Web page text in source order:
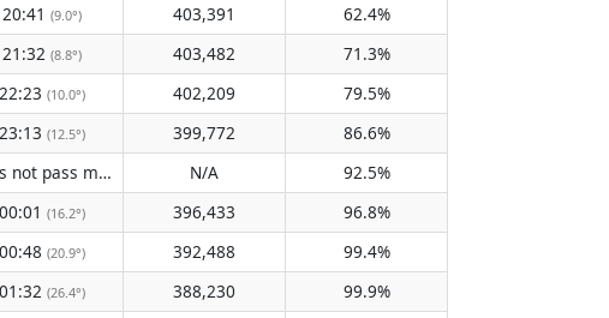
20:41 (9.0°) 403,391
62.4%
21:32 (8.8°) 403,482
71.3%
22:23 (10.0°) 402,209
79.5%
23:13 (12.5°) 399,772
86.6%
Does not pass meridian N/A
92.5%
00:01 (16.2°) 396,433
96.8%
00:48 (20.9°) 392,488
99.4%
01:32 (26.4°) 388,230
99.9%